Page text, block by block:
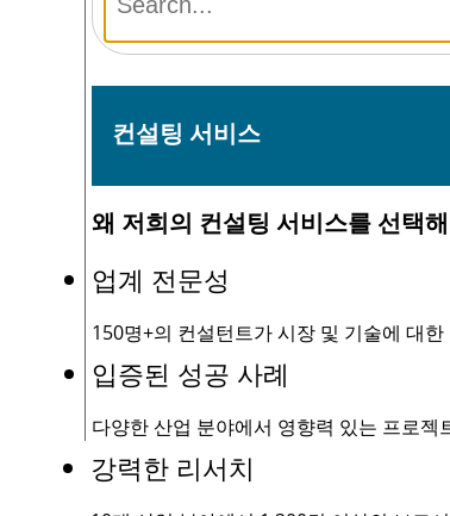
컨설팅 서비스
왜 저희의 컨설팅 서비스를 선택
업계 전문성
150명+의 컨설턴트가 시장 및 기술에 대
입증된 성공 사례
다양한 산업 분야에서 영향력 있는 프로젝
강력한 리서치